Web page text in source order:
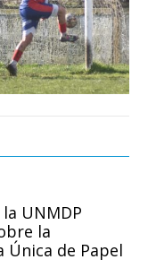
UNMDP
la
de Papel